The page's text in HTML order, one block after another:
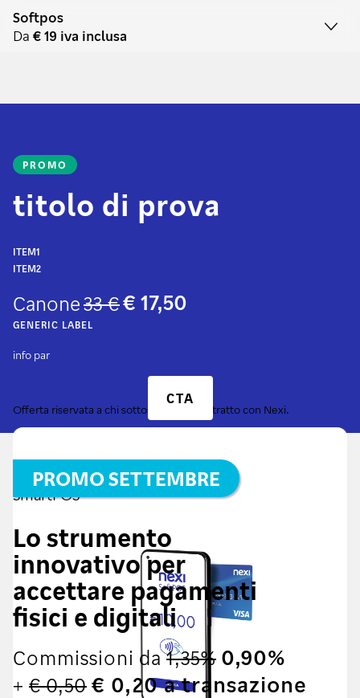
Softpos
Da € 19 iva inclusa
PROMO
titolo di prova
ITEM1
ITEM2
Canone33 €€ 17,50
GENERIC LABEL
info par
CTA
SmartPOS
Lo strumento
innovativo per
accettare pagamenti
fisici e digitali
Commissioni da 1,35% 0,90%
+ € 0,50 € 0,20 a transazione
Offerta riservata a chi sottoscrive un contratto con Nexi.
PROMO SETTEMBRE